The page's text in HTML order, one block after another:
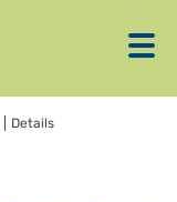
Details